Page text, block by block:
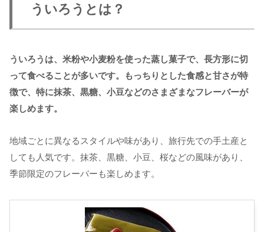
ういろうとは？
ういろうは、米粉や小麦粉を使った蒸し菓子で、長方形に切
って食べることが多いです。もっちりとした食感と甘さが特
徴で、特に抹茶、黒糖、小豆などのさまざまなフレーバーが
楽しめます。
地域ごとに異なるスタイルや味があり、旅行先での手土産と
しても人気です。抹茶、黒糖、小豆、桜などの風味があり、
季節限定のフレーバーも楽しめます。